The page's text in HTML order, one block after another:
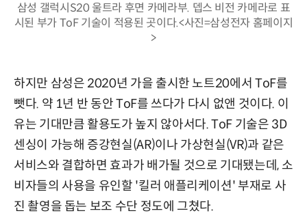
삼성 갤럭시S20 울트라 후면 카메라부. 뎁스 비전 카메라로 표
시된 부가 ToF 기술이 적용된 곳이다.<사진=삼성전자 홈페이지
>
하지만 삼성은 2020년 가을 출시한 노트20에서 ToF를
뺏다. 약 1년 반 동안 ToF를 쓰다가 다시 없앤 것이다. 이
유는 기대만큼 활용도가 높지 않아서다. ToF 기술은 3D
센싱이 가능해 증강현실(AR)이나 가상현실(VR)과 같은
서비스와 결합하면 효과가 배가될 것으로 기대됐는데, 소
비자들의 사용을 유인할 '킬러 애플리케이션' 부재로 사
진 촬영을 돕는 보조 수단 정도에 그쳤다.